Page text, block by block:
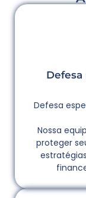
Defesa
Nossa
proteger